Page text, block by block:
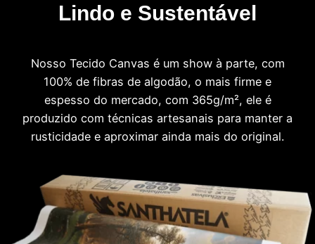
Lindo e Sustentável
Nosso Tecido Canvas é um show à parte, com
100% de fibras de algodão, o mais firme e
espesso do mercado, com 365g/m², ele é
produzido com técnicas artesanais para manter a
rusticidade e aproximar ainda mais do original.